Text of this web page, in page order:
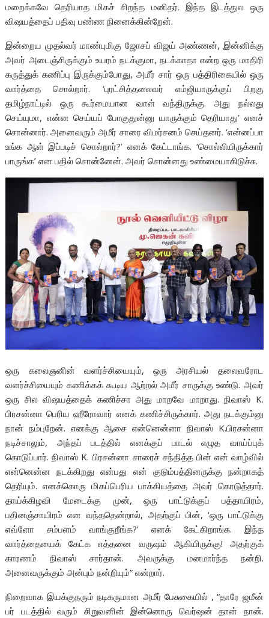
மறைக்கவே தெரியாத மிகச் சிறந்த மனிதர். இந்த இடத்துல ஒரு
விஷயத்தைப் பதிவு பண்ண நினைக்கின்றேன்.
இன்றைய முதல்வர் மாண்புமிகு ஜோசப் விஜய் அண்ணன், இன்னிக்கு
அவர் அடைஞ்சிருக்கும் உயரம் நடக்குமா, நடக்காதா என்ற ஒரு மாதிரி
கருத்துக் கணிப்பு இருக்கும்போது, அமீர் சார் ஒரு பத்திரிகையில் ஒரு
வார்த்தை சொல்றார். ‘புரட்சித்தலைவர் எம்ஜியாருக்குப் பிறகு
தமிழ்நாட்டில் ஒரு கூர்மையான வாள் வந்திருக்கு. அது நல்லது
செய்யுமா, என்ன செய்யப் போகுதுன்னு யாருக்கும் தெரியாது’ எனச்
சொன்னார். அனைவரும் அமீர் சாரை விமர்சனம் செய்தனர். ‘என்னப்பா
உங்க ஆள் இப்படிச் சொல்றார்?’ எனக் கேட்டாங்க. ‘சொல்லியிருக்கார்
பாருங்க’ என பதில் சொன்னேன். அவர் சொன்னது உண்மையாகிடுச்சு.
ஒரு கலைஞனின் வளர்ச்சியையும், ஒரு அரசியல் தலைவரோட
வளர்ச்சியையும் கணிக்கக் கூடிய ஆற்றல் அமீர் சாருக்கு உண்டு. அவர்
ஒரு சில விஷயத்தைக் கணிச்சா அது மாறவே மாறாது. நிவாஸ் K.
பிரசன்னா பெரிய ஹீரோவார் எனக் கணிச்சிருக்கார். அது நடக்கும்னு
நான் நம்புறேன். எனக்கு ஆசை என்னென்னா நிவாஸ் K.பிரசன்னா
நடிச்சாலும், அந்தப் படத்தில் எனக்குப் பாடல் எழுத வாய்ப்புக்
கொடுப்பார். நிவாஸ் K. பிரசன்னா சாரைச் சந்தித்த பின் என் வாழ்வில்
என்னென்ன நடக்கிறது என்பது என் குடும்பத்தினருக்கு நன்றாகத்
தெரியும். எனக்கொரு மிகப்பெரிய பாக்கியத்தை அவர் கொடுத்தார்.
தாய்க்கிழவி மேடைக்கு முன், ஒரு பாட்டுக்குப் பத்தாயிரம்,
பதினஞ்சாயிரம் என வந்ததென்றால், அதற்குப் பின், ‘ஒரு பாட்டுக்கு
எவ்ளோ சம்பளம் வாங்குறீங்க?’ எனக் கேட்கிறாங்க. இந்த
வார்த்தையைக் கேட்க எத்தனை வருஷம் ஆகியிருக்கு! அதற்குக்
காரணம் நிவாஸ் சார்தான். அவருக்கு மனமார்ந்த நன்றி.
அனைவருக்கும் அன்பும் நன்றியும்” என்றார்.
நிறைவாக இயக்குநரும் நடிகருமான அமீர் பேசுகையில் , “தாரே ஜமீன்
பர் படத்தில் வரும் சிறுவனின் இன்னொரு வெர்ஷன் தான் நான்.